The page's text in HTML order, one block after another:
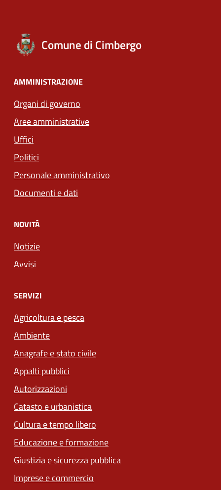
Comune di Cimbergo
AMMINISTRAZIONE
Organi di governo
Aree amministrative
Uffici
Politici
Personale amministrativo
Documenti e dati
NOVITÀ
Notizie
Avvisi
SERVIZI
Agricoltura e pesca
Ambiente
Anagrafe e stato civile
Appalti pubblici
Autorizzazioni
Catasto e urbanistica
Cultura e tempo libero
Educazione e formazione
Giustizia e sicurezza pubblica
Imprese e commercio